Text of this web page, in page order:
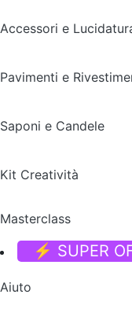
Accessori e
Pavimenti e
Saponi e Candele
Kit Creatività
Masterclass
⚡ SUPER
Aiuto